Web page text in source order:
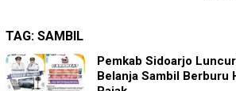
TAG: SAMBIL
Pemkab Sidoarjo
Belanja Sambil Berburu